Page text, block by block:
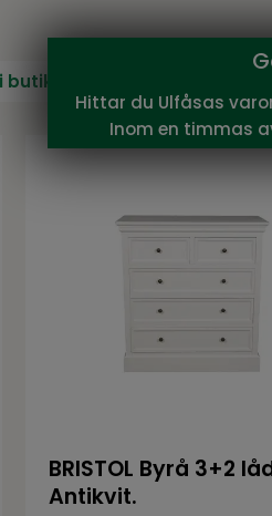
butik
BRISTOL Byrå 3+2
Antikvit.
Hittar du Ulfåsas
Inom en timmas